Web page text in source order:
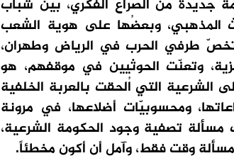
جديدة من الصراع الفكري، بين شباب
المذهبي، وبعضُها على هوية الشعب
تخصّ طرفي الحرب في الرياض وطهران،
وتعنّت الحوثيين في موقفهم، هو
الشرعية التي اُلحقت بالعربة الخلفية
ومحسوبيّات أضلاعها، في مرونة
مسألة تصفية وجود الحكومة الشرعية،
مسألة وقت فقط، وآمل أن أكون مخطئاً.